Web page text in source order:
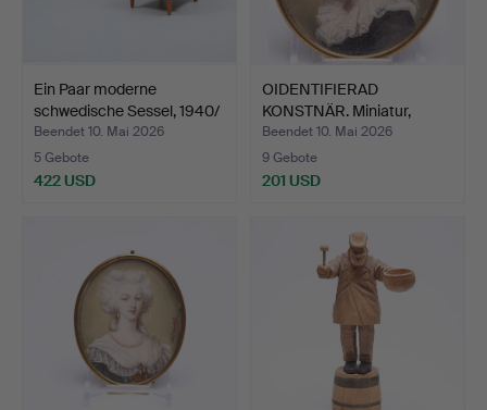
Ein Paar moderne
schwedische Sessel, 1940/
…
Beendet 10. Mai 2026
5 Gebote
422 USD
OIDENTIFIERAD
KONSTNÄR. Miniatur,
Mischtec…
Beendet 10. Mai 2026
9 Gebote
201 USD